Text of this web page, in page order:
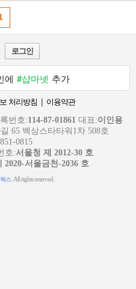
로그인
에 #샵마넷 추가
처리방침 | 이용약관
번호:114-87-01861 대표:이인용
65 백상스타타워1차 508호
0815
호:서울청 제 2012-30 호
2020-서울금천-2036 호
스. All rights reserved.